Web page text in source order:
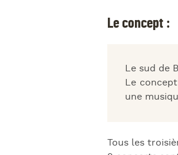
Le concept :
Le sud de
Le
une
Tous les